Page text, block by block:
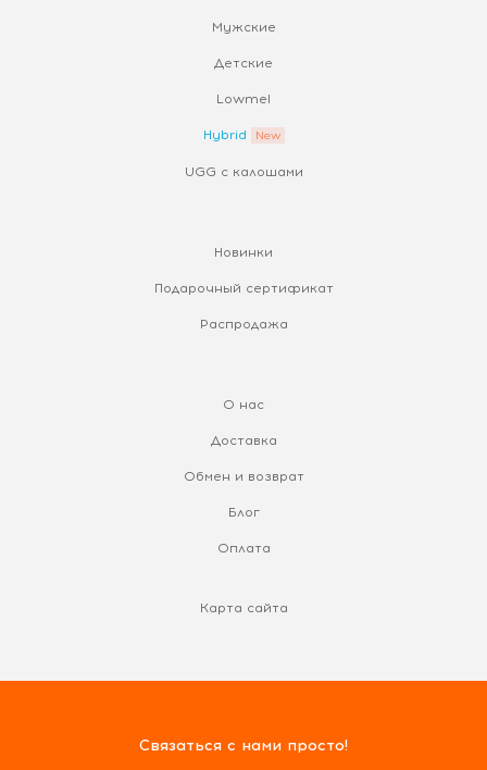
Мужские
Детские
Lowmel
Hybrid
UGG с калошами
Новинки
Подарочный сертификат
Распродажа
О нас
Доставка
Обмен и возврат
Блог
Оплата
Карта сайта
Связаться с нами просто!